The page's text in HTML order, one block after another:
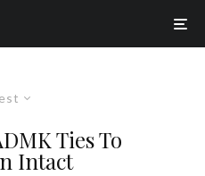
Ties To
Intact